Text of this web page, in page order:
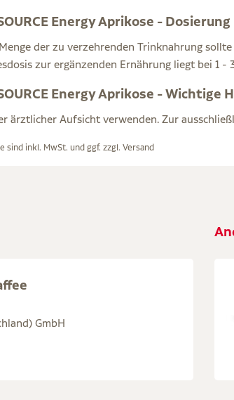
Energy Aprikose -
der zu verzehrenden Trinknahrung
zur ergänzenden Ernährung liegt bei 1
Energy Aprikose - Wichtige
ärztlicher Aufsicht verwenden. Zur
sind inkl. MwSt. und ggf. zzgl. Versand
GmbH